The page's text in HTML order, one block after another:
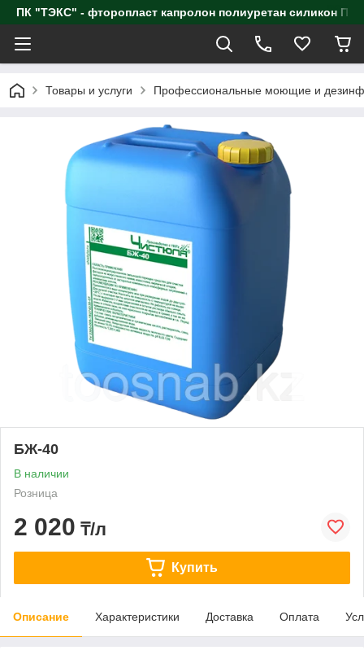
ПК "ТЭКС" - фторопласт капролон полиуретан
Товары и услуги Профессиональные моющие и
БЖ-40
В наличии
Розница
2 020 ₸/л
Купить
Описание Характеристики Доставка Оплата